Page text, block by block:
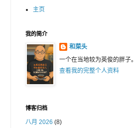
主页
我的简介
和菜头
一个在当地较为英俊的胖子。
查看我的完整个人资料
博客归档
八月 2026 (8)